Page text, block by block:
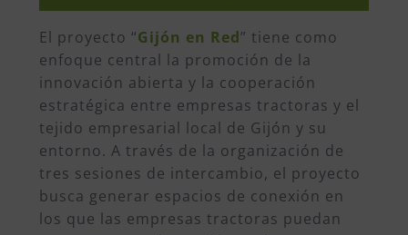
El proyecto “Gijón en Red” tiene como
enfoque central la promoción de la
innovación abierta y la cooperación
estratégica entre empresas tractoras y el
tejido empresarial local de Gijón y su
entorno. A través de la organización de
tres sesiones de intercambio, el proyecto
busca generar espacios de conexión en
los que las empresas tractoras puedan